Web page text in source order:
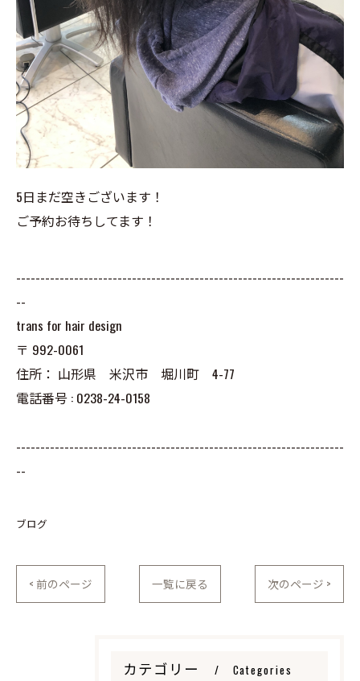
5日まだ空きございます！
ご予約お待ちしてます！
--------------------------------------------------------------------
--
trans for hair design
〒 992-0061
住所： 山形県 米沢市 堀川町 4-77
電話番号 : 0238-24-0158
--------------------------------------------------------------------
--
ブログ
< 前のページ 一覧に戻る 次のページ >
カテゴリー Categories